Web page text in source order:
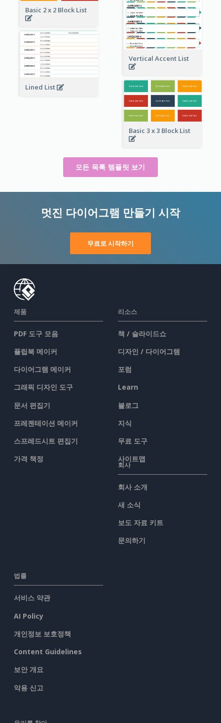
Basic 2 x 2 Block List
Vertical Accent List
Lined List
Basic 3 x 3 Block List
모든 목록 템플릿 보기
멋진 다이어그램 만들기 시작
무료로 시작하기
제품
PDF 도구 모음
플립북 메이커
다이어그램 메이커
그래픽 디자인 도구
문서 편집기
프레젠테이션 메이커
스프레드시트 편집기
가격 책정
리소스
책 / 슬라이드쇼
디자인 / 다이어그램
포럼
Learn
블로그
지식
무료 도구
사이트맵
회사
회사 소개
새 소식
보도 자료 키트
문의하기
법률
서비스 약관
AI Policy
개인정보 보호정책
Content Guidelines
보안 개요
악용 신고